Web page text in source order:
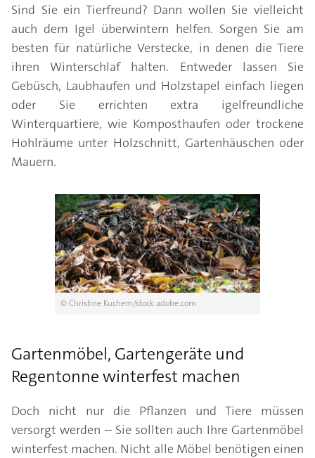
Sind Sie ein Tierfreund? Dann wollen Sie vielleicht
auch dem Igel überwintern helfen. Sorgen Sie am
besten für natürliche Verstecke, in denen die Tiere
ihren Winterschlaf halten. Entweder lassen Sie
Gebüsch, Laubhaufen und Holzstapel einfach liegen
oder Sie errichten extra igelfreundliche
Winterquartiere, wie Komposthaufen oder trockene
Hohlräume unter Holzschnitt, Gartenhäuschen oder
Mauern.
© Christine Kuchem/stock.adobe.com
Gartenmöbel, Gartengeräte und
Regentonne winterfest machen
Doch nicht nur die Pflanzen und Tiere müssen
versorgt werden – Sie sollten auch Ihre Gartenmöbel
winterfest machen. Nicht alle Möbel benötigen einen